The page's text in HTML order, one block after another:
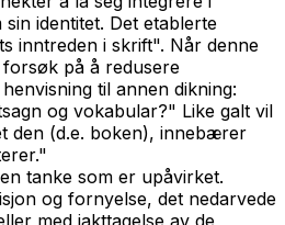
identitet. Det etablerte
inntreden i skrift". Når denne
på å redusere
til annen dikning:
og vokabular?" Like galt vil
den (d.e. boken), innebærer
tanke som er upåvirket.
og fornyelse, det nedarvede
med iakttagelse av de